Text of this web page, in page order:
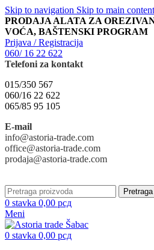
Skip to navigation Skip to main content
PRODAJA ALATA ZA
VOĆA, BAŠTENSKI PROGRAM
Prijava / Registracija
060/ 16 22 622
Telefoni za kontakt
015/350 567
060/16 22 622
065/85 95 105
E-mail
info@astoria-trade.com
office@astoria-trade.com
prodaja@astoria-trade.com
Pretraga
0 stavka 0,00 рсд
Meni
0 stavka 0,00 рсд